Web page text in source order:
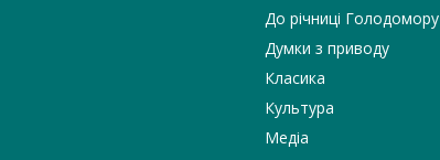
До річниці Голодомору
Думки з приводу
Класика
Культура
Медіа